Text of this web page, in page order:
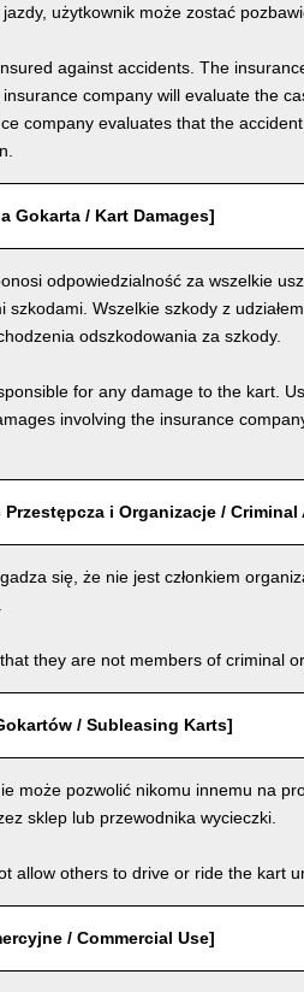
użytkownik może zostać
against accidents. The
company will evaluate the
company evaluates that the
Gokarta / Kart Damages]
odpowiedzialność za wszelkie
szkodami. Wszelkie szkody z
odszkodowania za szkody.
for any damage to the kart.
involving the insurance
Przestępcza i Organizacje /
się, że nie jest członkiem
they are not members of criminal
/ Subleasing Karts]
może pozwolić nikomu innemu na
sklep lub przewodnika wycieczki.
allow others to drive or ride the kart
/ Commercial Use]